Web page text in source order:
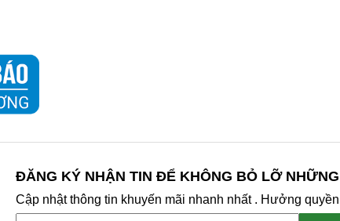
ĐĂNG KÝ NHẬN TIN ĐỂ KHÔNG BỎ LỠ
Cập nhật thông tin khuyến mãi nhanh nhất . Hưởng